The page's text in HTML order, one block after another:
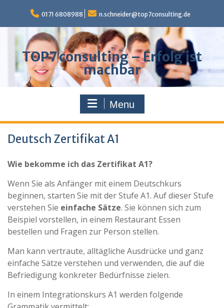
content
0171 6808988 n.schneider@top7consulting.de
TOP7 consulting – Erfolg ist
machbar
Menu
Deutsch Zertifikat A1
Wie bekomme ich das Zertifikat A1?
Wenn Sie als Anfänger mit einem Deutschkurs
beginnen, starten Sie mit der Stufe A1. Auf dieser Stufe
verstehen Sie einfache Sätze. Sie können sich zum
Beispiel vorstellen, in einem Restaurant Essen
bestellen und Fragen zur Person stellen.
Man kann vertraute, alltägliche Ausdrücke und ganz
einfache Sätze verstehen und verwenden, die auf die
Befriedigung konkreter Bedürfnisse zielen.
In einem Integrationskurs A1 werden folgende